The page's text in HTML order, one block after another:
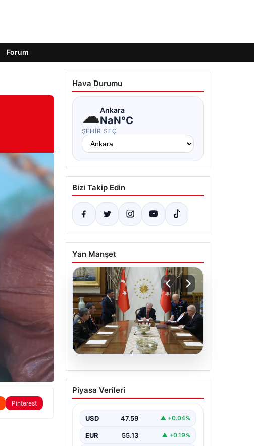
Forum
Pinterest
Hava Durumu
☁Ankara
NaN°C
ŞEHIR SEÇ
Bizi Takip Edin
Yan Manşet
Türk Hava Kuvvetleri’nin
ilk kadın paşası Özlem
Piyasa Verileri
USD 47.59 ▲ +0.04%
EUR 55.13 ▲ +0.19%